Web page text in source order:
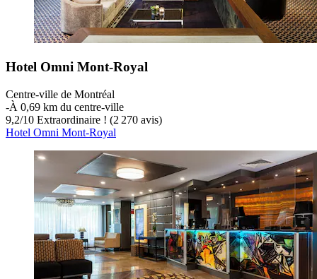
Hotel Omni Mont-Royal
Centre-ville de Montréal
‐À 0,69 km du centre-ville
9,2/10 Extraordinaire ! (2 270 avis)
Hotel Omni Mont-Royal